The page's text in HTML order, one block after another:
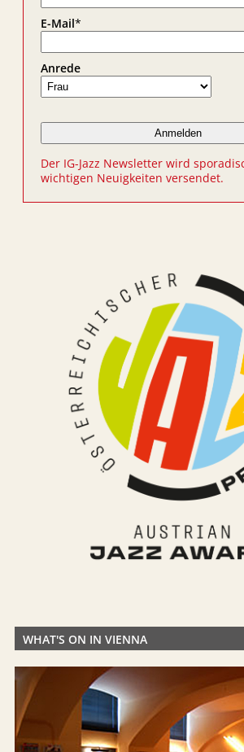
E-Mail*
Anrede
Der IG-Jazz Newsletter wird
wichtigen Neuigkeiten versendet.
WHAT'S ON IN VIENNA